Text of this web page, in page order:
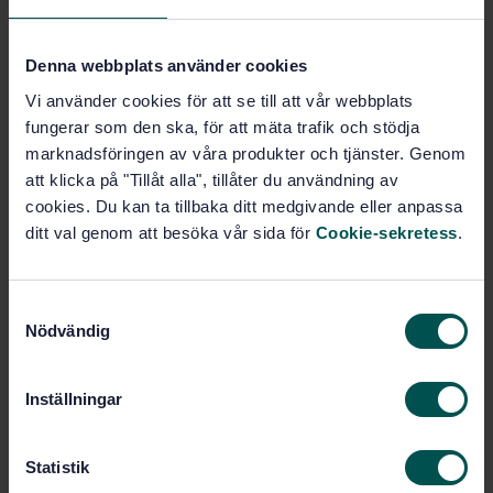
Denna webbplats använder cookies
Vi använder cookies för att se till att vår webbplats
fungerar som den ska, för att mäta trafik och stödja
marknadsföringen av våra produkter och tjänster. Genom
att klicka på "Tillåt alla", tillåter du användning av
cookies. Du kan ta tillbaka ditt medgivande eller anpassa
ditt val genom att besöka vår sida för Cookie-sekretess.
Nödvändig
Inställningar
Statistik
SVENSK STANDARD· SS-ISO 15930-7:2010
användning av PDF - Del 7: Fullständig
informationsöverföring av tryckrelaterat data (PDF/X-
4) och partiell överföring av tryckrelaterat data med
extern profilreferens (PDF/X-4p) med användning av
PDF 1.6 (ISO 15930-7:2010, IDT)
Prenumerera på standarden - Läs mer
PDF